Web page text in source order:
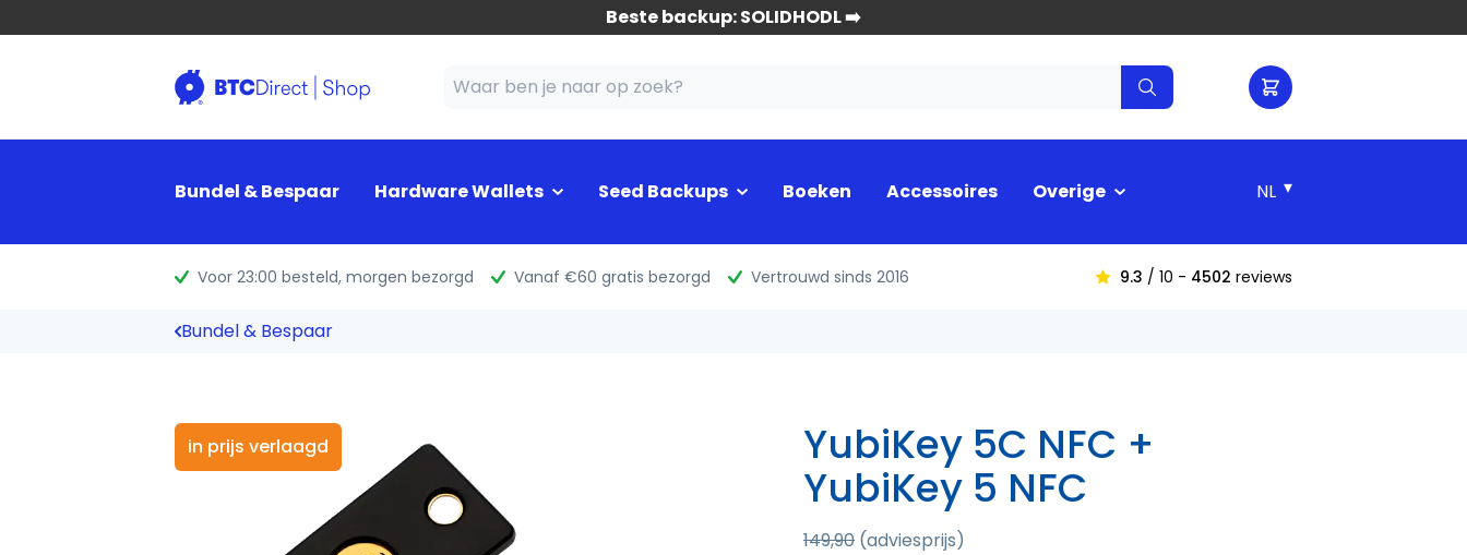
Beste backup: SOLIDHODL ➡️
Bundel & Bespaar Hardware Wallets Seed Backups Boeken Accessoires Overige ▾
Voor 23:00 besteld, morgen bezorgd Vanaf €60 gratis bezorgd Vertrouwd sinds 2016 9.3 / 10 - 4502 reviews
Bundel & Bespaar
in prijs verlaagd YubiKey 5C NFC +
YubiKey 5 NFC
149,90 (adviesprijs)